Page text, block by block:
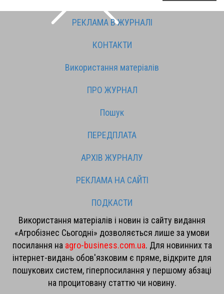
РЕКЛАМА В ЖУРНАЛІ
КОНТАКТИ
Використання матеріалів
ПРО ЖУРНАЛ
Пошук
ПЕРЕДПЛАТА
АРХІВ ЖУРНАЛУ
РЕКЛАМА НА САЙТІ
ПОДКАСТИ
Використання матеріалів і новин із сайту видання
«Агробізнес Сьогодні» дозволяється лише за умови
посилання на agro-business.com.ua. Для новинних та
інтернет-видань обов'язковим є пряме, відкрите для
пошукових систем, гіперпосилання у першому абзаці
на процитовану статтю чи новину.